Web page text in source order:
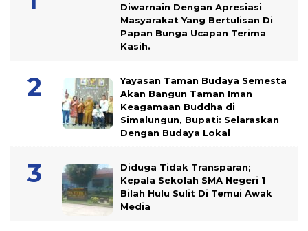
Diwarnain Dengan Apresiasi
Masyarakat Yang Bertulisan Di
Papan Bunga Ucapan Terima
Kasih.
Yayasan Taman Budaya Semesta
Akan Bangun Taman Iman
Keagamaan Buddha di
Simalungun, Bupati: Selaraskan
Dengan Budaya Lokal
Diduga Tidak Transparan;
Kepala Sekolah SMA Negeri 1
Bilah Hulu Sulit Di Temui Awak
Media